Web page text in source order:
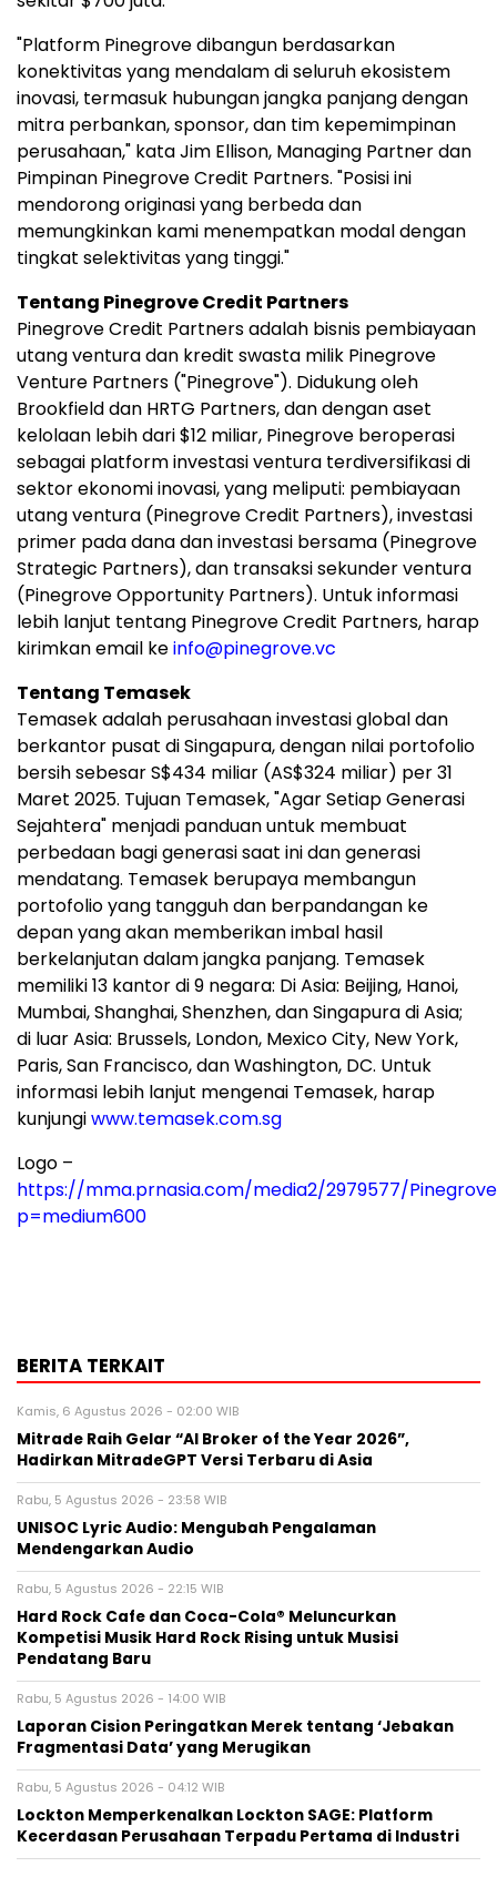
"Platform Pinegrove dibangun berdasarkan
konektivitas yang mendalam di seluruh ekosistem
inovasi, termasuk hubungan jangka panjang dengan
mitra perbankan, sponsor, dan tim kepemimpinan
perusahaan," kata Jim Ellison, Managing Partner dan
Pimpinan Pinegrove Credit Partners. "Posisi ini
mendorong originasi yang berbeda dan
memungkinkan kami menempatkan modal dengan
tingkat selektivitas yang tinggi."
Tentang Pinegrove Credit Partners
Pinegrove Credit Partners adalah bisnis pembiayaan
utang ventura dan kredit swasta milik Pinegrove
Venture Partners ("Pinegrove"). Didukung oleh
Brookfield dan HRTG Partners, dan dengan aset
kelolaan lebih dari $12 miliar, Pinegrove beroperasi
sebagai platform investasi ventura terdiversifikasi di
sektor ekonomi inovasi, yang meliputi: pembiayaan
utang ventura (Pinegrove Credit Partners), investasi
primer pada dana dan investasi bersama (Pinegrove
Strategic Partners), dan transaksi sekunder ventura
(Pinegrove Opportunity Partners). Untuk informasi
lebih lanjut tentang Pinegrove Credit Partners, harap
kirimkan email keinfo@pinegrove.vc
Tentang Temasek
Temasek adalah perusahaan investasi global dan
berkantor pusat di Singapura, dengan nilai portofolio
bersih sebesar S$434 miliar (AS$324 miliar) per 31
Maret 2025. Tujuan Temasek, "Agar Setiap Generasi
Sejahtera" menjadi panduan untuk membuat
perbedaan bagi generasi saat ini dan generasi
mendatang. Temasek berupaya membangun
portofolio yang tangguh dan berpandangan ke
depan yang akan memberikan imbal hasil
berkelanjutan dalam jangka panjang. Temasek
memiliki 13 kantor di 9 negara: Di Asia: Beijing, Hanoi,
Mumbai, Shanghai, Shenzhen, dan Singapura di Asia;
di luar Asia: Brussels, London, Mexico City, New York,
Paris, San Francisco, dan Washington, DC. Untuk
informasi lebih lanjut mengenai Temasek, harap
kunjungiwww.temasek.com.sg
Logo –
https://mma.prnasia.com/media2/2979577/
p=medium600
BERITA TERKAIT
Kamis, 6 Agustus 2026 - 02:00 WIB
Mitrade Raih Gelar “AI Broker of the Year 2026”,
Hadirkan MitradeGPT Versi Terbaru di Asia
Rabu, 5 Agustus 2026 - 23:58 WIB
UNISOC Lyric Audio: Mengubah Pengalaman
Mendengarkan Audio
Rabu, 5 Agustus 2026 - 22:15 WIB
Hard Rock Cafe dan Coca-Cola® Meluncurkan
Kompetisi Musik Hard Rock Rising untuk Musisi
Pendatang Baru
Rabu, 5 Agustus 2026 - 14:00 WIB
Laporan Cision Peringatkan Merek tentang ‘Jebakan
Fragmentasi Data’ yang Merugikan
Rabu, 5 Agustus 2026 - 04:12 WIB
Lockton Memperkenalkan Lockton SAGE: Platform
Kecerdasan Perusahaan Terpadu Pertama di Industri